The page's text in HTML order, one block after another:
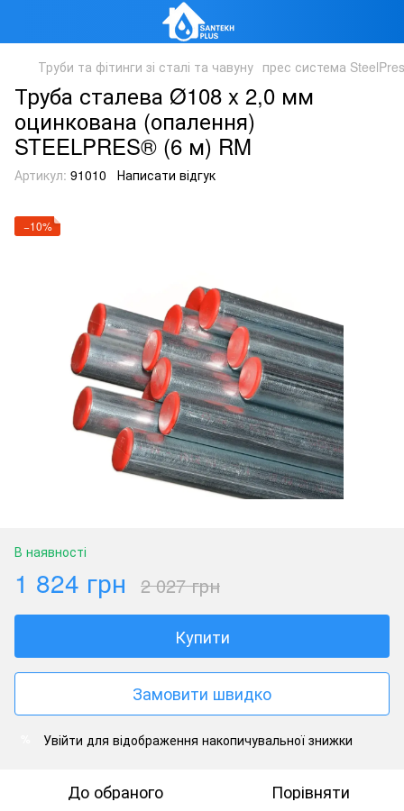
Труби та фітинги зі сталі та чавуну прес система SteelPres
Труба сталева Ø108 x 2,0 мм
оцинкована (опалення)
STEELPRES® (6 м) RM
Артикул: 91010 Написати відгук
−10%
В наявності
1 824 грн 2 027 грн
Купити
Замовити швидко
Увійти для відображення накопичувальної знижки
До обраного Порівняти